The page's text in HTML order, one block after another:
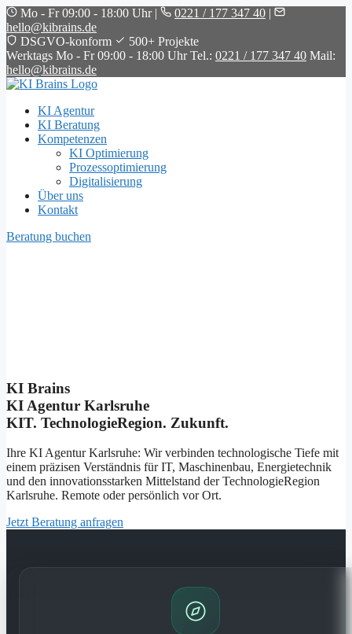
Mo - Fr 09:00 - 18:00 Uhr | 0221 / 177 347 40 |
hello@kibrains.de
DSGVO-konform
500+ Projekte
Werktags Mo - Fr 09:00 - 18:00 Uhr Tel.: 0221 / 177 347 40 Mail:
hello@kibrains.de
KI Agentur
KI Beratung
Kompetenzen
KI Optimierung
Prozessoptimierung
Digitalisierung
Über uns
Kontakt
Beratung buchen
KI Brains
KI Agentur Karlsruhe
KIT. TechnologieRegion. Zukunft.
Ihre KI Agentur Karlsruhe: Wir verbinden technologische Tiefe mit
einem präzisen Verständnis für IT, Maschinenbau, Energietechnik
und den innovationsstarken Mittelstand der TechnologieRegion
Karlsruhe. Remote oder persönlich vor Ort.
Jetzt Beratung anfragen